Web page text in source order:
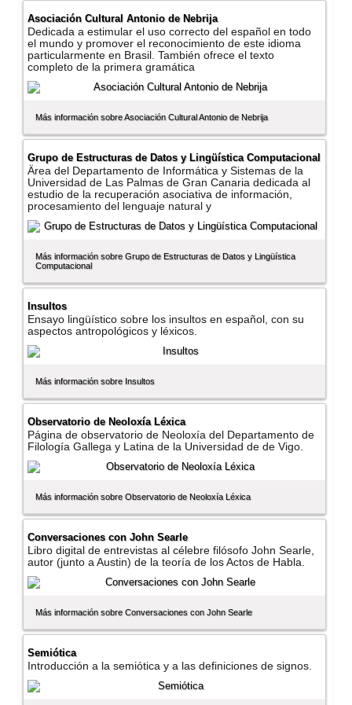
Asociación Cultural Antonio de Nebrija
Dedicada a estimular el uso correcto del español en todo
el mundo y promover el reconocimiento de este idioma
particularmente en Brasil. También ofrece el texto
completo de la primera gramática
Más información sobre Asociación Cultural Antonio de Nebrija
Grupo de Estructuras de Datos y Lingüí­stica Computacional
Ärea del Departamento de Informática y Sistemas de la
Universidad de Las Palmas de Gran Canaria dedicada al
estudio de la recuperación asociativa de información,
procesamiento del lenguaje natural y
Más información sobre Grupo de Estructuras de Datos y Lingüí­stica
Computacional
Insultos
Ensayo lingüí­stico sobre los insultos en español, con su
aspectos antropológicos y léxicos.
Más información sobre Insultos
Observatorio de Neoloxí­a Léxica
Página de observatorio de Neoloxí­a del Departamento de
Filologí­a Gallega y Latina de la Universidad de de Vigo.
Más información sobre Observatorio de Neoloxí­a Léxica
Conversaciones con John Searle
Libro digital de entrevistas al célebre filósofo John Searle,
autor (junto a Austin) de la teorí­a de los Actos de Habla.
Más información sobre Conversaciones con John Searle
Semiótica
Introducción a la semiótica y a las definiciones de signos.